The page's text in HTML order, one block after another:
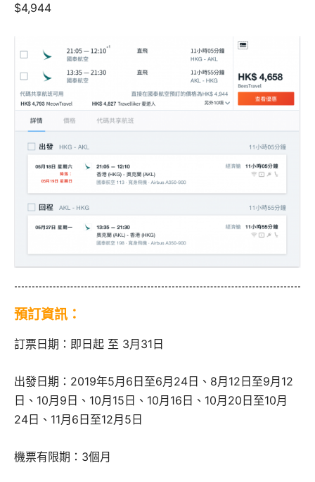
$4,944
預訂資訊：
訂票日期：即日起 至 3月31日
出發日期：2019年5月6日至6月24日、8月12日至9月12
日、10月9日、10月15日、10月16日、10月20日至10月
24日、11月6日至12月5日
機票有限期：3個月